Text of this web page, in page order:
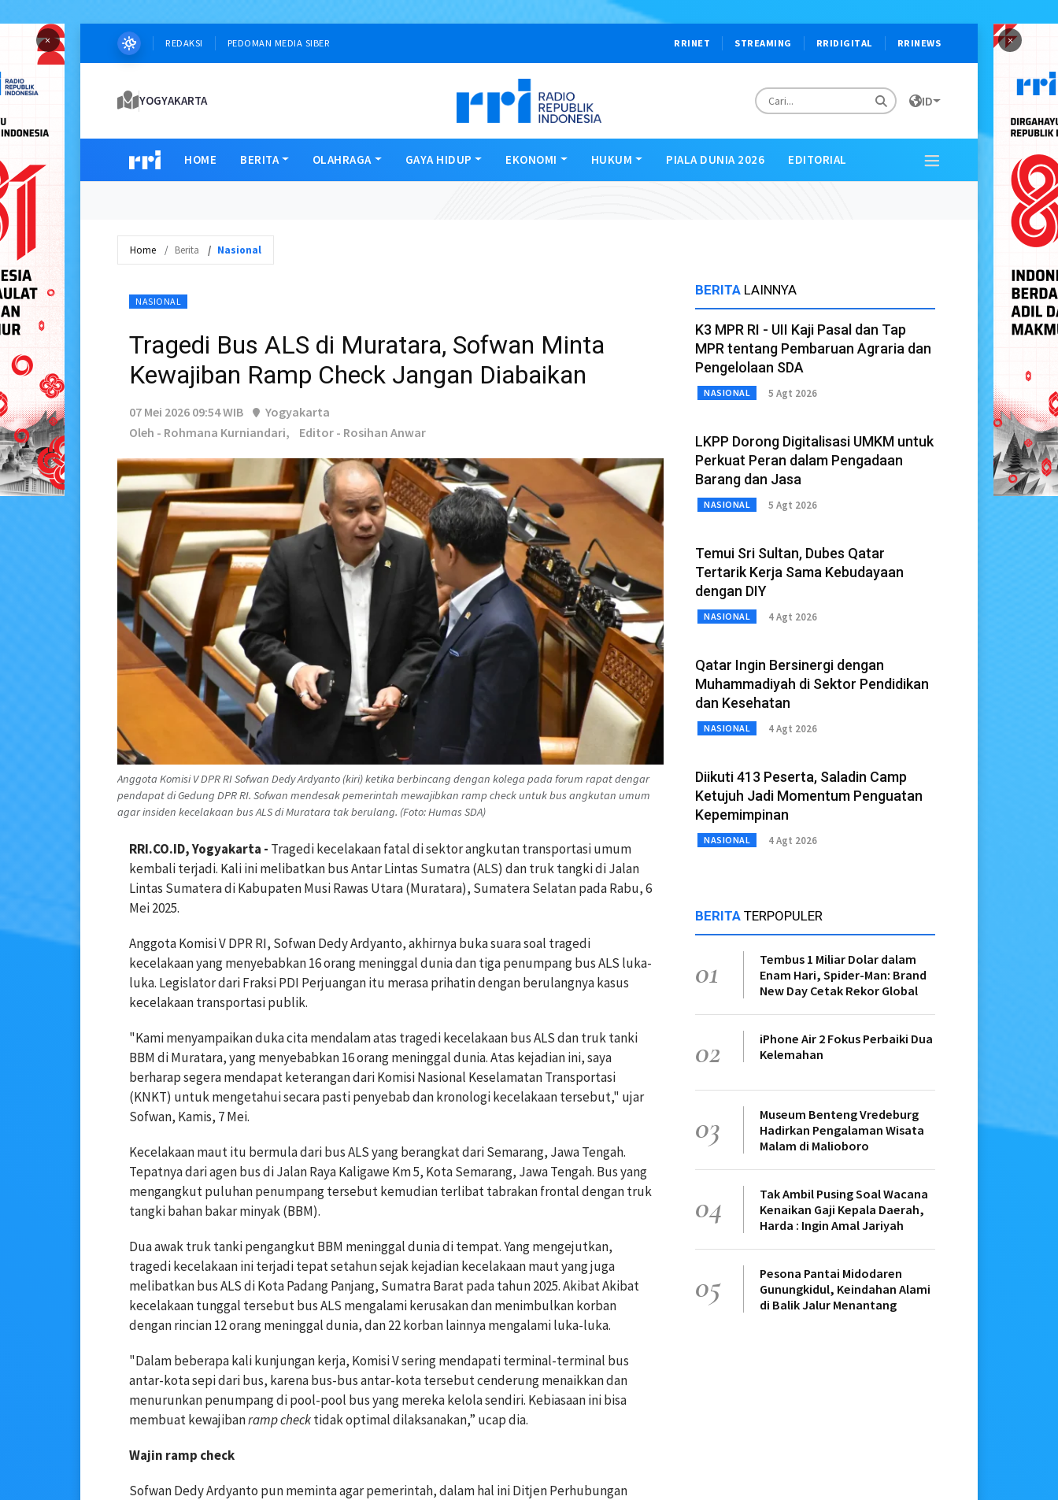
× ×
REDAKSI PEDOMAN MEDIA SIBER RRINET STREAMING RRIDIGITAL RRINEWS
YOGYAKARTA ID
HOME BERITA OLAHRAGA GAYA HIDUP EKONOMI HUKUM PIALA DUNIA 2026 EDITORIAL
Home Berita Nasional
NASIONAL
Tragedi Bus ALS di Muratara, Sofwan Minta
Kewajiban Ramp Check Jangan Diabaikan
07 Mei 2026 09:54 WIB
Yogyakarta
Oleh - Rohmana Kurniandari,
Editor - Rosihan Anwar
Anggota Komisi V DPR RI Sofwan Dedy Ardyanto (kiri) ketika berbincang dengan kolega pada forum rapat dengar
pendapat di Gedung DPR RI. Sofwan mendesak pemerintah mewajibkan ramp check untuk bus angkutan umum
agar insiden kecelakaan bus ALS di Muratara tak berulang. (Foto: Humas SDA)
RRI.CO.ID, Yogyakarta - Tragedi kecelakaan fatal di sektor angkutan transportasi umum
kembali terjadi. Kali ini melibatkan bus Antar Lintas Sumatra (ALS) dan truk tangki di Jalan
Lintas Sumatera di Kabupaten Musi Rawas Utara (Muratara), Sumatera Selatan pada Rabu, 6
Mei 2025.
Anggota Komisi V DPR RI, Sofwan Dedy Ardyanto, akhirnya buka suara soal tragedi
kecelakaan yang menyebabkan 16 orang meninggal dunia dan tiga penumpang bus ALS luka-
luka. Legislator dari Fraksi PDI Perjuangan itu merasa prihatin dengan berulangnya kasus
kecelakaan transportasi publik.
"Kami menyampaikan duka cita mendalam atas tragedi kecelakaan bus ALS dan truk tanki
BBM di Muratara, yang menyebabkan 16 orang meninggal dunia. Atas kejadian ini, saya
berharap segera mendapat keterangan dari Komisi Nasional Keselamatan Transportasi
(KNKT) untuk mengetahui secara pasti penyebab dan kronologi kecelakaan tersebut," ujar
Sofwan, Kamis, 7 Mei.
Kecelakaan maut itu bermula dari bus ALS yang berangkat dari Semarang, Jawa Tengah.
Tepatnya dari agen bus di Jalan Raya Kaligawe Km 5, Kota Semarang, Jawa Tengah. Bus yang
mengangkut puluhan penumpang tersebut kemudian terlibat tabrakan frontal dengan truk
tangki bahan bakar minyak (BBM).
Dua awak truk tanki pengangkut BBM meninggal dunia di tempat. Yang mengejutkan,
tragedi kecelakaan ini terjadi tepat setahun sejak kejadian kecelakaan maut yang juga
melibatkan bus ALS di Kota Padang Panjang, Sumatra Barat pada tahun 2025. Akibat Akibat
kecelakaan tunggal tersebut bus ALS mengalami kerusakan dan menimbulkan korban
dengan rincian 12 orang meninggal dunia, dan 22 korban lainnya mengalami luka-luka.
"Dalam beberapa kali kunjungan kerja, Komisi V sering mendapati terminal-terminal bus
antar-kota sepi dari bus, karena bus-bus antar-kota tersebut cenderung menaikkan dan
menurunkan penumpang di pool-pool bus yang mereka kelola sendiri. Kebiasaan ini bisa
membuat kewajibanramp checktidak optimal dilaksanakan,” ucap dia.
Wajin ramp check
Sofwan Dedy Ardyanto pun meminta agar pemerintah, dalam hal ini Ditjen Perhubungan
BERITA LAINNYA
K3 MPR RI - UII Kaji Pasal dan Tap
MPR tentang Pembaruan Agraria dan
Pengelolaan SDA
NASIONAL 5 Agt 2026
LKPP Dorong Digitalisasi UMKM untuk
Perkuat Peran dalam Pengadaan
Barang dan Jasa
NASIONAL 5 Agt 2026
Temui Sri Sultan, Dubes Qatar
Tertarik Kerja Sama Kebudayaan
dengan DIY
NASIONAL 4 Agt 2026
Qatar Ingin Bersinergi dengan
Muhammadiyah di Sektor Pendidikan
dan Kesehatan
NASIONAL 4 Agt 2026
Diikuti 413 Peserta, Saladin Camp
Ketujuh Jadi Momentum Penguatan
Kepemimpinan
NASIONAL 4 Agt 2026
BERITA TERPOPULER
01
Tembus 1 Miliar Dolar dalam
Enam Hari, Spider-Man: Brand
New Day Cetak Rekor Global
02
iPhone Air 2 Fokus Perbaiki Dua
Kelemahan
03
Museum Benteng Vredeburg
Hadirkan Pengalaman Wisata
Malam di Malioboro
04
Tak Ambil Pusing Soal Wacana
Kenaikan Gaji Kepala Daerah,
Harda : Ingin Amal Jariyah
05
Pesona Pantai Midodaren
Gunungkidul, Keindahan Alami
di Balik Jalur Menantang